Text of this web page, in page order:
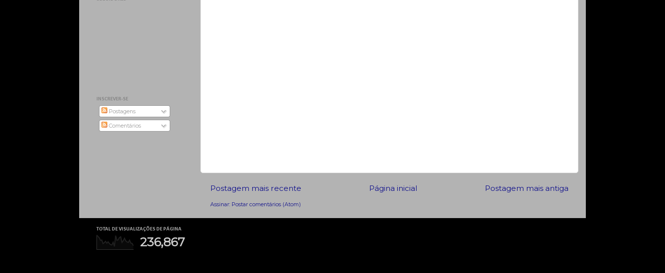
Postagem mais recente Postagem mais antiga
Página inicial
Assinar: Postar comentários (Atom)
INSCREVER-SE
Postagens
Comentários
TOTAL DE VISUALIZAÇÕES DE PÁGINA
236,867